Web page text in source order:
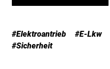
#Elektroantrieb #E-Lkw
#Sicherheit